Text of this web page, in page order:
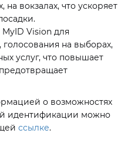
вокзалах, что ускоряет
MyID Vision для
на выборах,
услуг, что повышает
о возможностях
идентификации можно
ссылке.